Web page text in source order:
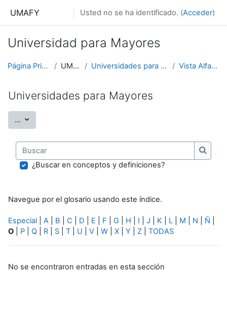
UMAFY Usted no se ha identificado. (Acceder)
Universidad para Mayores
Página Principal UMAFY Universidades para Mayores Vista Alfabética
Universidades para Mayores
... Exportar entradas
Buscar
Buscar
¿Buscar en conceptos y definiciones?
Navegue por el glosario usando este índice.
Especial A B C D E F G H I J K L M N Ñ
O
P Q R S T U V W X Y Z TODAS
No se encontraron entradas en esta sección